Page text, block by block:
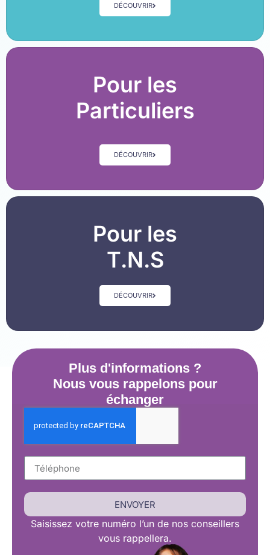
DÉCOUVRIR
Pour les
Particuliers
DÉCOUVRIR
Pour les
T.N.S
DÉCOUVRIR
Plus d'informations ?
Nous vous rappelons pour
échanger
ENVOYER
Saisissez votre numéro l’un de nos conseillers
vous rappellera.